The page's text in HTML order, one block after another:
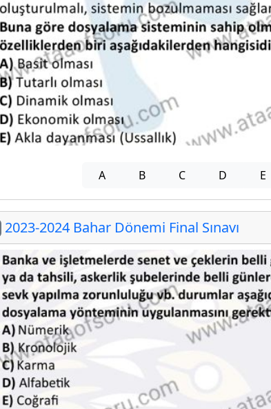
A B C D E
2023-2024 Bahar Dönemi Final Sınavı